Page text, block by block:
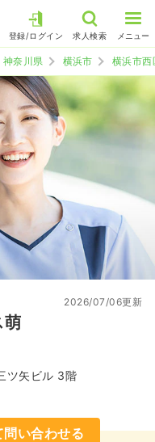
登録/ログイン 求人検索 メニュー
神奈川県 横浜市 横浜市西
萌
2026/07/06更新
ツ矢ビル 3階
問い合わせる